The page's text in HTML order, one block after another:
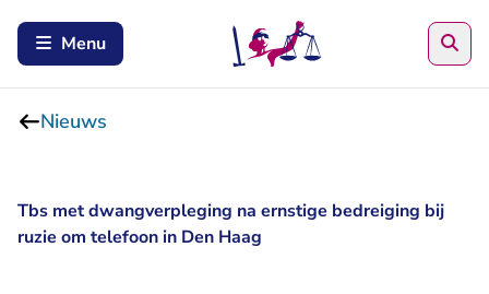
Menu
Nieuws
Tbs met dwangverpleging na ernstige bedreiging bij
ruzie om telefoon in Den Haag